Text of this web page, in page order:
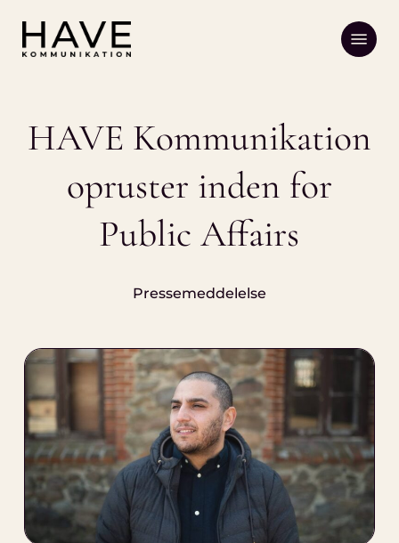
Menu
HAVE Kommunikation
opruster inden for
Public Affairs
Pressemeddelelse